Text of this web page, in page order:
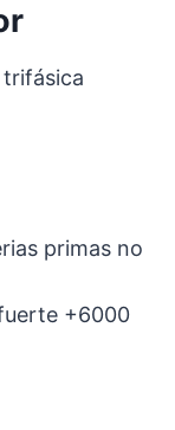
primas no
+6000